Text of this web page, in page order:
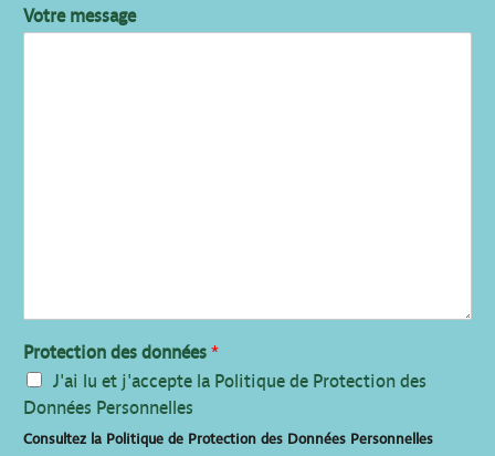
Votre message
Protection des données *
J'ai lu et j'accepte la Politique de Protection des
Données Personnelles
Consultez la Politique de Protection des Données Personnelles